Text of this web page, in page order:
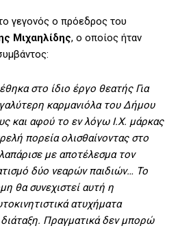
γεγονός ο πρόεδρος του
Μιχαηλίδης, ο οποίος ήταν
στο ίδιο έργο θεατής Για
καρμανιόλα του Δήμου
και αφού το εν λόγω Ι.Χ. μάρκας
πορεία ολισθαίνοντας στο
με αποτέλεσμα τον
δύο νεαρών παιδιών… Το
θα συνεχιστεί αυτή η
ατυχήματα
Πραγματικά δεν μπορώ